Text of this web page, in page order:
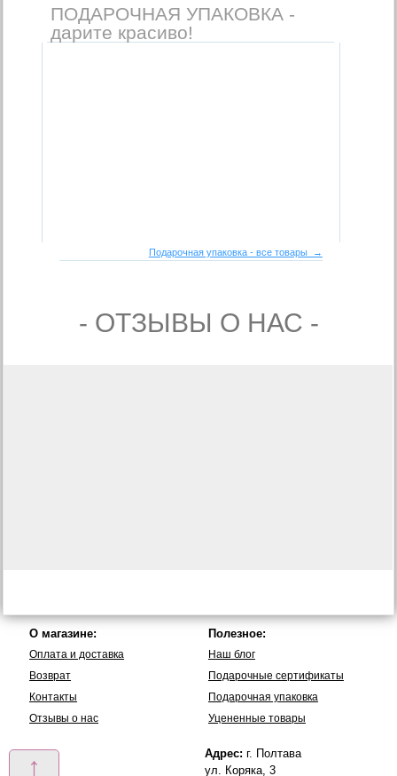
ПОДАРОЧНАЯ УПАКОВКА -
дарите красиво!
Подарочная упаковка - все товары →
- ОТЗЫВЫ О НАС -
↑
О магазине:
Оплата и доставка
Возврат
Контакты
Отзывы о нас
Полезное:
Наш блог
Подарочные сертификаты
Подарочная упаковка
Уцененные товары
Адрес: г. Полтава
ул. Коряка, 3